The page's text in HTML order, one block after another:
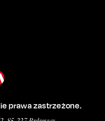
prawa zastrzeżone.